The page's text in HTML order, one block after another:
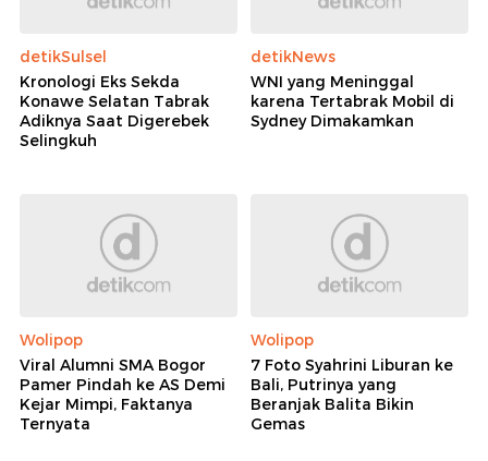
detikSulsel
Kronologi Eks Sekda
Konawe Selatan Tabrak
Adiknya Saat Digerebek
Selingkuh
detikNews
WNI yang Meninggal
karena Tertabrak Mobil di
Sydney Dimakamkan
Wolipop
Viral Alumni SMA Bogor
Pamer Pindah ke AS Demi
Kejar Mimpi, Faktanya
Ternyata
Wolipop
7 Foto Syahrini Liburan ke
Bali, Putrinya yang
Beranjak Balita Bikin
Gemas